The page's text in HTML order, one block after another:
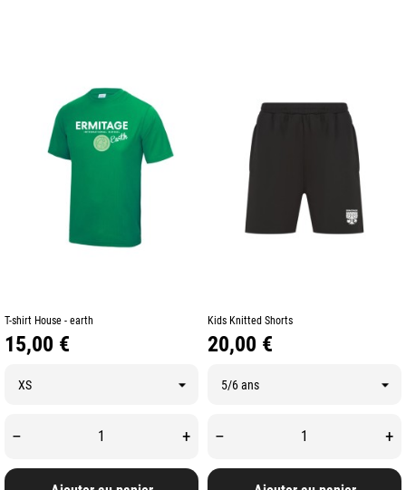
T-shirt House - earth
Prix
15,00 €
– +
Kids Knitted Shorts
Prix
20,00 €
– +